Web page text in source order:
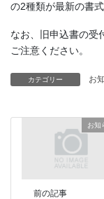
の2種類が最新の書
なお、旧申込書の受
ご注意ください。
カテゴリー お
お知
前の記事